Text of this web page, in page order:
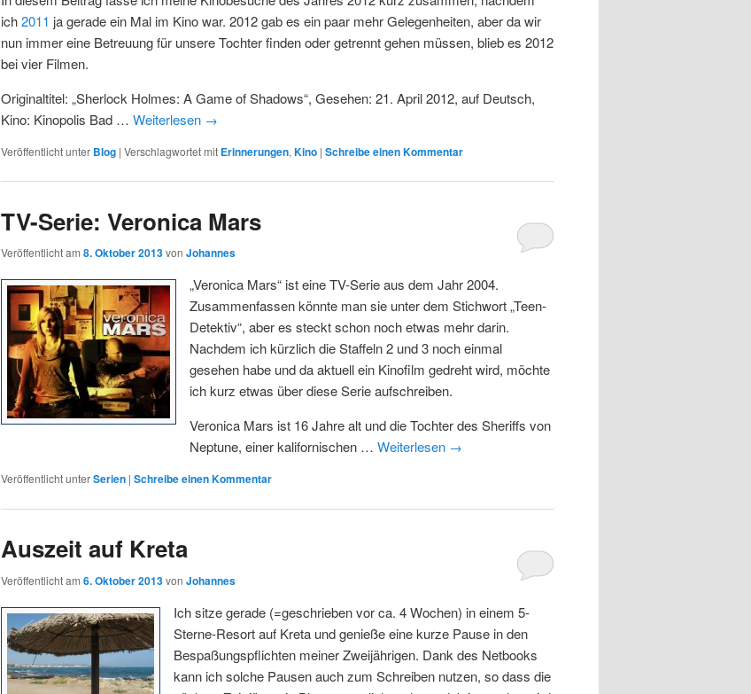
ich2011 ja gerade ein Mal im Kino war. 2012 gab es ein paar mehr Gelegenheiten, aber da wir
nun immer eine Betreuung für unsere Tochter finden oder getrennt gehen müssen, blieb es 2012
bei vier Filmen.
Originaltitel: „Sherlock Holmes: A Game of Shadows“, Gesehen: 21. April 2012, auf Deutsch,
Kino: Kinopolis Bad … Weiterlesen →
Veröffentlicht unter Blog | Verschlagwortet mit Erinnerungen, Kino | Schreibe einen Kommentar
TV-Serie: Veronica Mars
Veröffentlicht am 8. Oktober 2013von Johannes
„Veronica Mars“ ist eine TV-Serie aus dem Jahr 2004.
Zusammenfassen könnte man sie unter dem Stichwort „Teen-
Detektiv“, aber es steckt schon noch etwas mehr darin.
Nachdem ich kürzlich die Staffeln 2 und 3 noch einmal
gesehen habe und da aktuell ein Kinofilm gedreht wird, möchte
ich kurz etwas über diese Serie aufschreiben.
Veronica Mars ist 16 Jahre alt und die Tochter des Sheriffs von
Neptune, einer kalifornischen … Weiterlesen →
Veröffentlicht unterSerien | Schreibe einen Kommentar
Auszeit auf Kreta
Veröffentlicht am 6. Oktober 2013von Johannes
Ich sitze gerade (=geschrieben vor ca. 4 Wochen) in einem 5-
Sterne-Resort auf Kreta und genieße eine kurze Pause in den
Bespaßungspflichten meiner Zweijährigen. Dank des Netbooks
kann ich solche Pausen auch zum Schreiben nutzen, so dass die